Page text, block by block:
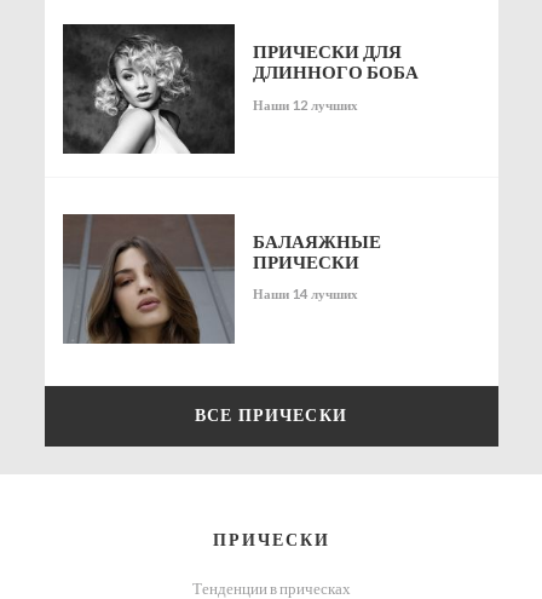
ПРИЧЕСКИ ДЛЯ
ДЛИННОГО БОБА
Наши 12 лучших
БАЛАЯЖНЫЕ
ПРИЧЕСКИ
Наши 14 лучших
ВСЕ ПРИЧЕСКИ
ПРИЧЕСКИ
Тенденции в прическах